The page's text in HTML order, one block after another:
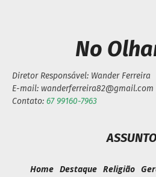
No
Diretor Responsável: Wander Ferreira
E-mail: wanderferreira82@gmail.com
Contato: 67 99160-7963
Home Destaque Religião